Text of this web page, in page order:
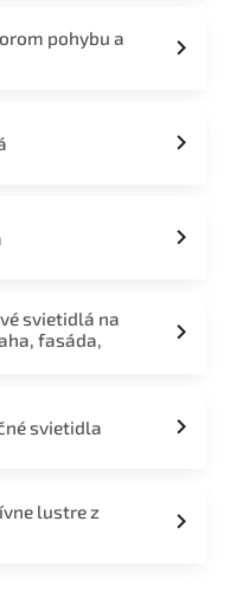
pohybu a
svietidlá na
fasáda,
svietidla
lustre z